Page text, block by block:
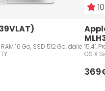
16 Go, SSD 512 Go, dalle 15,4", Processeur Intel® Core™ i7 (2,60 GHz), 16 Go, 256 Go, Mac
OS X